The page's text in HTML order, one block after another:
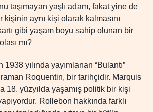
taşımayan yaşlı adam, fakat yine de
kişinin aynı kişi olarak kalmasını
gibi yaşam boyu sahip olunan bir
mı?
1938 yılında yayımlanan “Bulantı”
Roquentin, bir tarihçidir. Marquis
18. yüzyılda yaşamış politik bir kişi
Rollebon hakkında farklı